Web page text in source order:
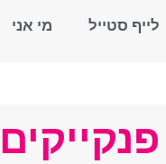
לייף סטייל מי אני